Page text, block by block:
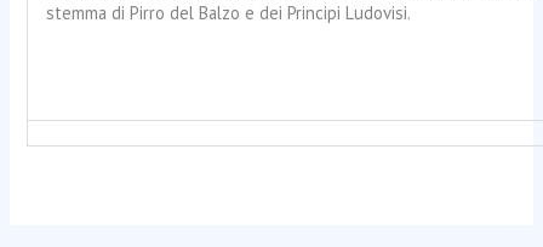
stemma di Pirro del Balzo e dei Principi Ludovisi.